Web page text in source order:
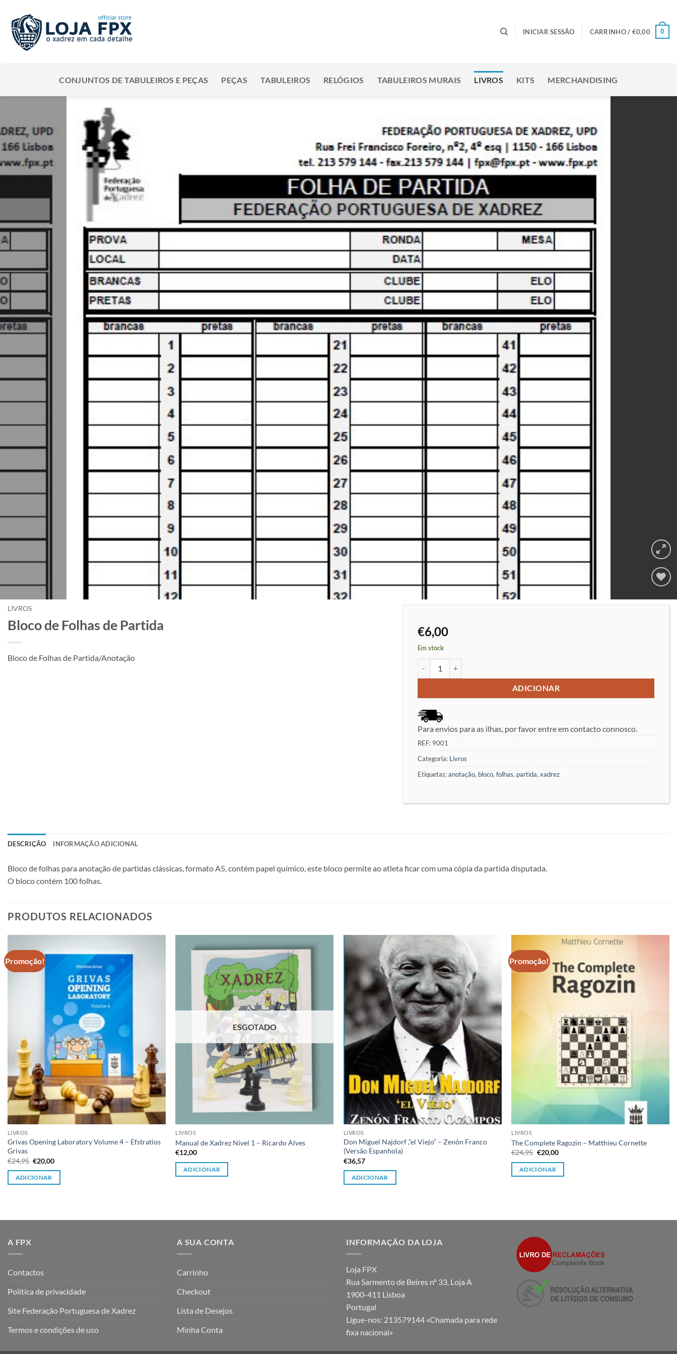
content
INICIAR SESSÃO CARRINHO / €0,00 0
CONJUNTOS DE TABULEIROS E PEÇAS PEÇAS TABULEIROS RELÓGIOS TABULEIROS MURAIS LIVROS KITS MERCHANDISING
LIVROS
Bloco de Folhas de Partida
Bloco de Folhas de Partida/Anotação
€6,00
Em stock
ADICIONAR
Para envios para as ilhas, por favor entre em contacto connosco.
REF: 9001
Categoria: Livros
Etiquetas:anotação, bloco,folhas, partida,xadrez
DESCRIÇÃO INFORMAÇÃO ADICIONAL
Bloco de folhas para anotação de partidas clássicas, formato A5, contém papel químico, este bloco permite ao atleta ficar com uma cópia da partida disputada.
O bloco contém 100 folhas.
PRODUTOS RELACIONADOS
Promoção!
LIVROS
Grivas Opening Laboratory Volume 4 – Efstratios
Grivas
€24,95 O
preço
original
era:
€20,00O
ADICIONAR
ESGOTADO
LIVROS
Manual de Xadrez Nível 1 – Ricardo Alves
€12,00
ADICIONAR
Adicionar
à lista de
desejos
LIVROS
Don Miguel Najdorf ,”el Viejo” – Zenón Franco
(Versão Espanhola)
€36,57
ADICIONAR
Promoção!
LIVROS
The Complete Ragozin – Matthieu Cornette
€24,95 O
preço
original
era:
€20,00O
atual
ADICIONAR
A FPX
Contactos
Política de privacidade
Site Federação Portuguesa de Xadrez
Termos e condições de uso
A SUA CONTA
Carrinho
Checkout
Lista de Desejos
Minha Conta
INFORMAÇÃO DA LOJA
Loja FPX
Rua Sarmento de Beires nº 33, Loja A
1900-411 Lisboa
Portugal
Ligue-nos: 213579144 «Chamada para rede
fixa nacional»